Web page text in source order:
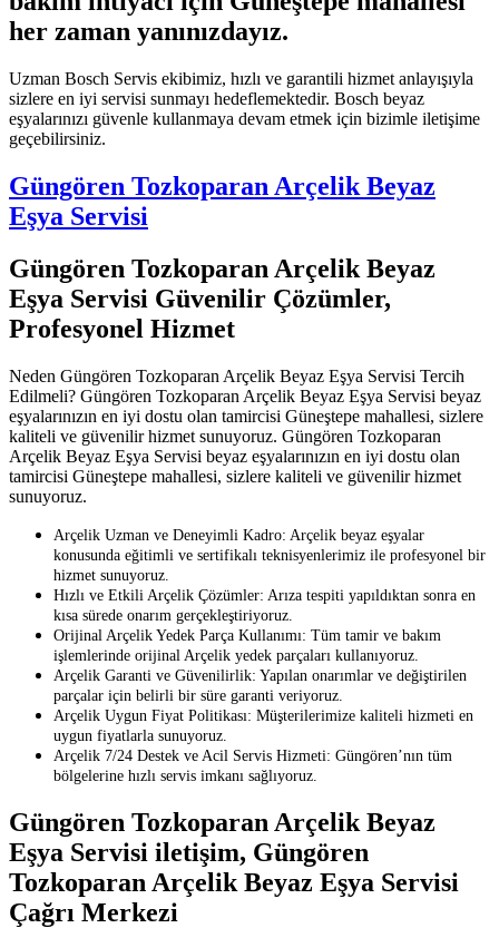
her zaman yanınızdayız.
Uzman Bosch Servis ekibimiz, hızlı ve garantili hizmet anlayışıyla
sizlere en iyi servisi sunmayı hedeflemektedir. Bosch beyaz
eşyalarınızı güvenle kullanmaya devam etmek için bizimle iletişime
geçebilirsiniz.
Güngören Tozkoparan Arçelik Beyaz
Eşya Servisi
Güngören Tozkoparan Arçelik Beyaz
Eşya Servisi Güvenilir Çözümler,
Profesyonel Hizmet
Neden Güngören Tozkoparan Arçelik Beyaz Eşya Servisi Tercih
Edilmeli? Güngören Tozkoparan Arçelik Beyaz Eşya Servisi beyaz
eşyalarınızın en iyi dostu olan tamircisi Güneştepe mahallesi, sizlere
kaliteli ve güvenilir hizmet sunuyoruz. Güngören Tozkoparan
Arçelik Beyaz Eşya Servisi beyaz eşyalarınızın en iyi dostu olan
tamircisi Güneştepe mahallesi, sizlere kaliteli ve güvenilir hizmet
sunuyoruz.
Arçelik Uzman ve Deneyimli Kadro: Arçelik beyaz eşyalar
konusunda eğitimli ve sertifikalı teknisyenlerimiz ile profesyonel bir
hizmet sunuyoruz.
Hızlı ve Etkili Arçelik Çözümler: Arıza tespiti yapıldıktan sonra en
kısa sürede onarım gerçekleştiriyoruz.
Orijinal Arçelik Yedek Parça Kullanımı: Tüm tamir ve bakım
işlemlerinde orijinal Arçelik yedek parçaları kullanıyoruz.
Arçelik Garanti ve Güvenilirlik: Yapılan onarımlar ve değiştirilen
parçalar için belirli bir süre garanti veriyoruz.
Arçelik Uygun Fiyat Politikası: Müşterilerimize kaliteli hizmeti en
uygun fiyatlarla sunuyoruz.
Arçelik 7/24 Destek ve Acil Servis Hizmeti: Güngören’nın tüm
bölgelerine hızlı servis imkanı sağlıyoruz.
Güngören Tozkoparan Arçelik Beyaz
Eşya Servisi iletişim, Güngören
Tozkoparan Arçelik Beyaz Eşya Servisi
Çağrı Merkezi